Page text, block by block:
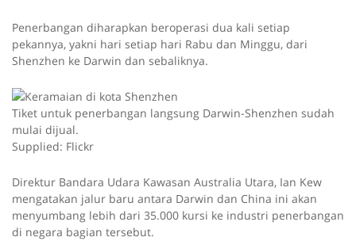
Penerbangan diharapkan beroperasi dua kali setiap
pekannya, yakni hari setiap hari Rabu dan Minggu, dari
Shenzhen ke Darwin dan sebaliknya.
Tiket untuk penerbangan langsung Darwin-Shenzhen sudah
mulai dijual.
Supplied: Flickr
Direktur Bandara Udara Kawasan Australia Utara, Ian Kew
mengatakan jalur baru antara Darwin dan China ini akan
menyumbang lebih dari 35.000 kursi ke industri penerbangan
di negara bagian tersebut.